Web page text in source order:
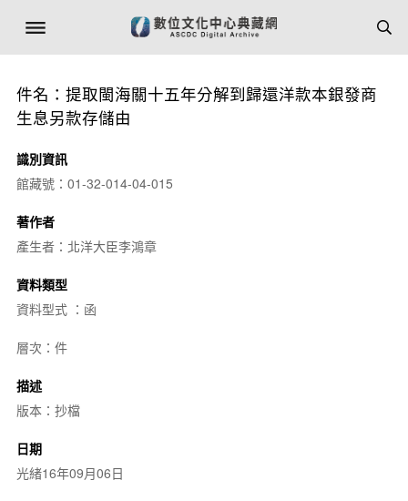
件名：提取閩海關十五年分解到歸還洋款本銀發商
生息另款存儲由
識別資訊
館藏號：01-32-014-04-015
著作者
產生者：北洋大臣李鴻章
資料類型
資料型式 ：函
層次：件
描述
版本：抄檔
日期
光緒16年09月06日